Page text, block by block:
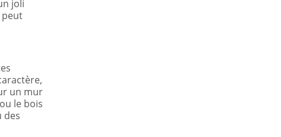
joli
peut
un mur
le bois
des